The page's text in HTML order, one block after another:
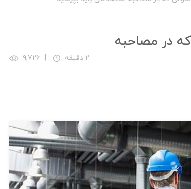
تولید؛ ۵ سوالی که در مصاحبه
۲ دقیقه | ۹,۷۲۶